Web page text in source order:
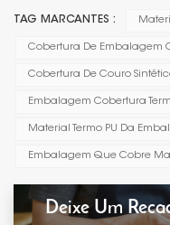
TAG MARCANTES :
Cobertura De Embalagem
Cobertura De Couro
Embalagem Cobertura
Material Termo PU Da
Embalagem Que Cobre
Deixe Um